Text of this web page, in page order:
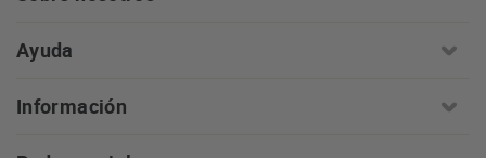
Ayuda
Información